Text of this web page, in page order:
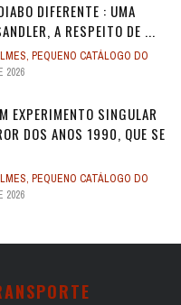
DIFERENTE : UMA
A RESPEITO DE ...
, PEQUENO CATÁLOGO DO
2026
EXPERIMENTO SINGULAR
DOS ANOS 1990, QUE SE
, PEQUENO CATÁLOGO DO
2026